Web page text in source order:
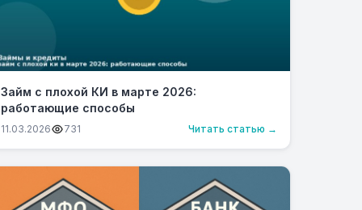
Займ с плохой КИ в марте 2026:
работающие способы
11.03.2026 731 Читать статью →